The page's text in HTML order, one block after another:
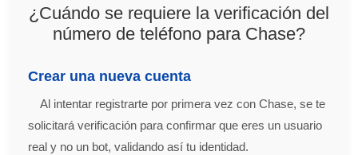
¿Cuándo se requiere la verificación del
número de teléfono para Chase?
Crear una nueva cuenta
Al intentar registrarte por primera vez con Chase, se te
solicitará verificación para confirmar que eres un usuario
real y no un bot, validando así tu identidad.